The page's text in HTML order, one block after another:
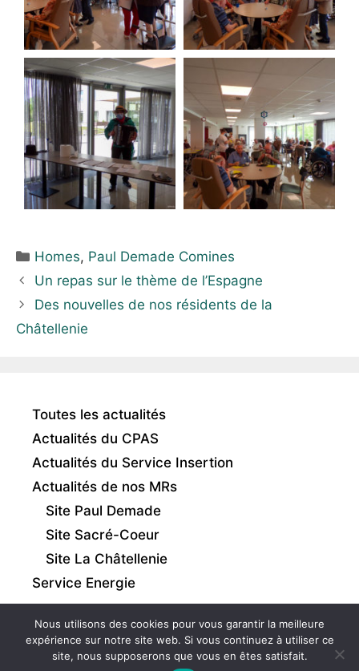
Homes, Paul Demade Comines
Un repas sur le thème de l’Espagne
Des nouvelles de nos résidents de la
Châtellenie
Toutes les actualités
Actualités du CPAS
Actualités du Service Insertion
Actualités de nos MRs
Site Paul Demade
Site Sacré-Coeur
Site La Châtellenie
Service Energie
Intranet|Mentions légales|Gestion des cookies
Nous utilisons des cookies pour vous garantir la meilleure
expérience sur notre site web. Si vous continuez à utiliser ce
site, nous supposerons que vous en êtes satisfait.